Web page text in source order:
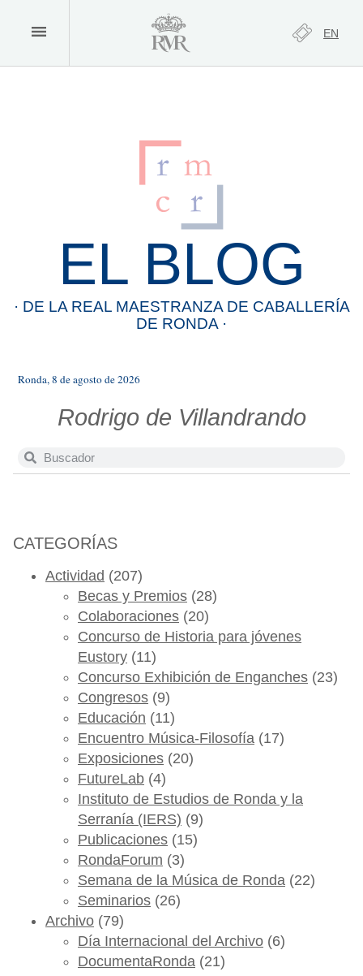
EN
EL BLOG
· DE LA REAL MAESTRANZA DE CABALLERÍA
DE RONDA ·
Ronda, 8 de agosto de 2026
Rodrigo de Villandrando
CATEGORÍAS
Actividad (207)
Becas y Premios (28)
Colaboraciones (20)
Concurso de Historia para jóvenes
Eustory (11)
Concurso Exhibición de Enganches (23)
Congresos (9)
Educación (11)
Encuentro Música-Filosofía (17)
Exposiciones (20)
FutureLab (4)
Instituto de Estudios de Ronda y la
Serranía (IERS) (9)
Publicaciones (15)
RondaForum (3)
Semana de la Música de Ronda (22)
Seminarios (26)
Archivo (79)
Día Internacional del Archivo (6)
DocumentaRonda (21)